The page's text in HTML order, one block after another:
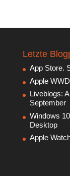
Letzte
App Store.
Apple
Liveblogs:
September
Windows
Desktop
Apple